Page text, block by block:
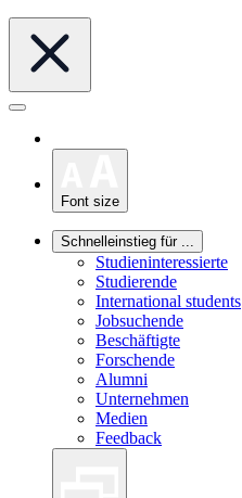
Font size
Schnelleinstieg für ...
Studieninteressierte
Studierende
International students
Jobsuchende
Beschäftigte
Forschende
Alumni
Unternehmen
Medien
Feedback